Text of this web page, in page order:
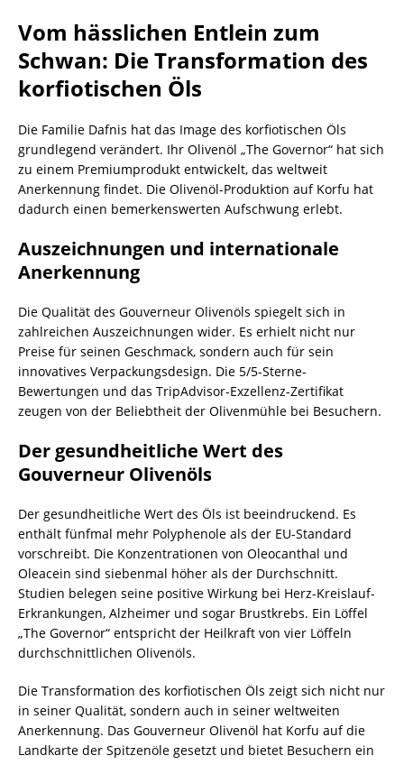
Vom hässlichen Entlein zum
Schwan: Die Transformation des
korfiotischen Öls
Die Familie Dafnis hat das Image des korfiotischen Öls
grundlegend verändert. Ihr Olivenöl „The Governor“ hat sich
zu einem Premiumprodukt entwickelt, das weltweit
Anerkennung findet. Die Olivenöl-Produktion auf Korfu hat
dadurch einen bemerkenswerten Aufschwung erlebt.
Auszeichnungen und internationale
Anerkennung
Die Qualität des Gouverneur Olivenöls spiegelt sich in
zahlreichen Auszeichnungen wider. Es erhielt nicht nur
Preise für seinen Geschmack, sondern auch für sein
innovatives Verpackungsdesign. Die 5/5-Sterne-
Bewertungen und das TripAdvisor-Exzellenz-Zertifikat
zeugen von der Beliebtheit der Olivenmühle bei Besuchern.
Der gesundheitliche Wert des
Gouverneur Olivenöls
Der gesundheitliche Wert des Öls ist beeindruckend. Es
enthält fünfmal mehr Polyphenole als der EU-Standard
vorschreibt. Die Konzentrationen von Oleocanthal und
Oleacein sind siebenmal höher als der Durchschnitt.
Studien belegen seine positive Wirkung bei Herz-Kreislauf-
Erkrankungen, Alzheimer und sogar Brustkrebs. Ein Löffel
„The Governor“ entspricht der Heilkraft von vier Löffeln
durchschnittlichen Olivenöls.
Die Transformation des korfiotischen Öls zeigt sich nicht nur
in seiner Qualität, sondern auch in seiner weltweiten
Anerkennung. Das Gouverneur Olivenöl hat Korfu auf die
Landkarte der Spitzenöle gesetzt und bietet Besuchern ein